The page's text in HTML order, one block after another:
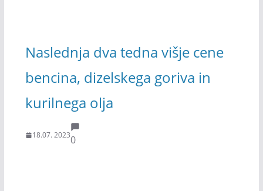
Naslednja dva tedna višje cene
bencina, dizelskega goriva in
kurilnega olja
18.07. 20230